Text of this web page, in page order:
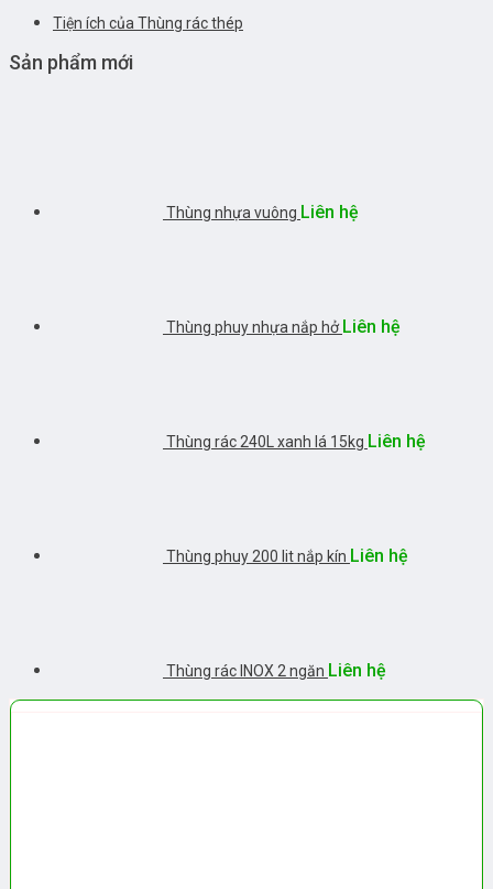
Tiện ích của Thùng rác thép
Sản phẩm mới
Thùng nhựa vuông Liên hệ
Thùng phuy nhựa nắp hở Liên hệ
Thùng rác 240L xanh lá 15kg Liên hệ
Thùng phuy 200 lit nắp kín Liên hệ
Thùng rác INOX 2 ngăn Liên hệ